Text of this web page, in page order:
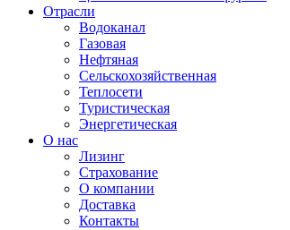
Отрасли
Водоканал
Газовая
Нефтяная
Сельскохозяйственная
Теплосети
Туристическая
Энергетическая
О нас
Лизинг
Страхование
О компании
Доставка
Контакты